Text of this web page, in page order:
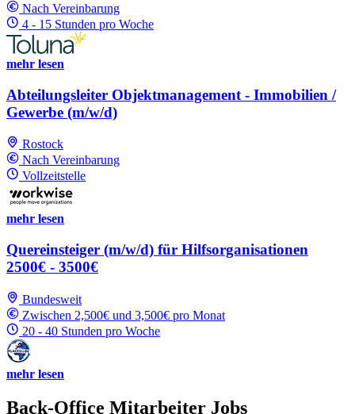
Nach Vereinbarung
4 - 15 Stunden pro Woche
mehr lesen
Abteilungsleiter Objektmanagement - Immobilien /
Gewerbe (m/w/d)
Rostock
Nach Vereinbarung
Vollzeitstelle
mehr lesen
Quereinsteiger (m/w/d) für Hilfsorganisationen
2500€ - 3500€
Bundesweit
Zwischen 2,500€ und 3,500€ pro Monat
20 - 40 Stunden pro Woche
mehr lesen
Back-Office Mitarbeiter Jobs